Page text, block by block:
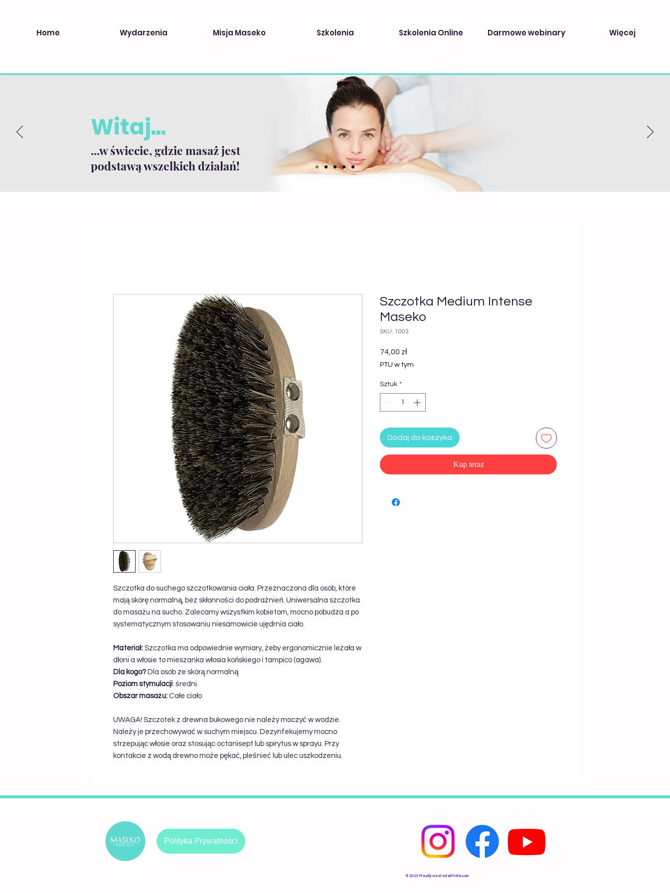
Home Wydarzenia Misja Maseko Szkolenia Szkolenia Online Darmowe webinary Więcej
Witaj...
...w świecie, gdzie masaż jest
podstawą wszelkich działań!
Szczotka do suchego szczotkowania ciała. Przeznaczona dla osób, które
mają skórę normalną, bez skłonności do podrażnień. Uniwersalna szczotka
do masażu na sucho. Zalecamy wszystkim kobietom, mocno pobudza a po
systematycznym stosowaniu niesamowicie ujędrnia ciało.
Materiał: Szczotka ma odpowiednie wymiary, żeby ergonomicznie leżała w
dłoni a włosie to mieszanka włosia końskiego i tampico (agawa).
Dla kogo? Dla osób ze skórą normalną
Poziom stymulacji: średni
Obszar masażu: Całe ciało
UWAGA! Szczotek z drewna bukowego nie należy moczyć w wodzie.
Należy je przechowywać w suchym miejscu. Dezynfekujemy mocno
strzepując włosie oraz stosując octanisept lub spirytus w sprayu. Przy
kontakcie z wodą drewno może pękać, pleśnieć lub ulec uszkodzeniu.
Szczotka Medium Intense
Maseko
SKU: 1003
74,00 złCena
PTU w tym
Sztuk *
Dodaj do koszyka
Kup teraz
Polityka Prywatności
​© 2023 Proudly created withWix.com